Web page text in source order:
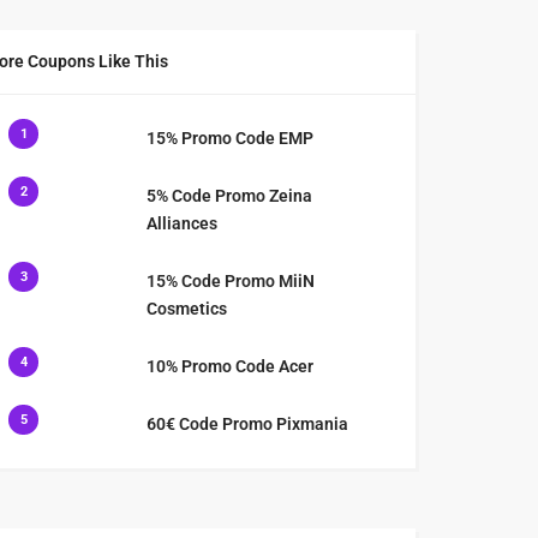
Coupons Like This
1 15% Promo Code EMP
2
5% Code Promo Zeina
Alliances
3
15% Code Promo MiiN
Cosmetics
4 10% Promo Code Acer
5 60€ Code Promo Pixmania